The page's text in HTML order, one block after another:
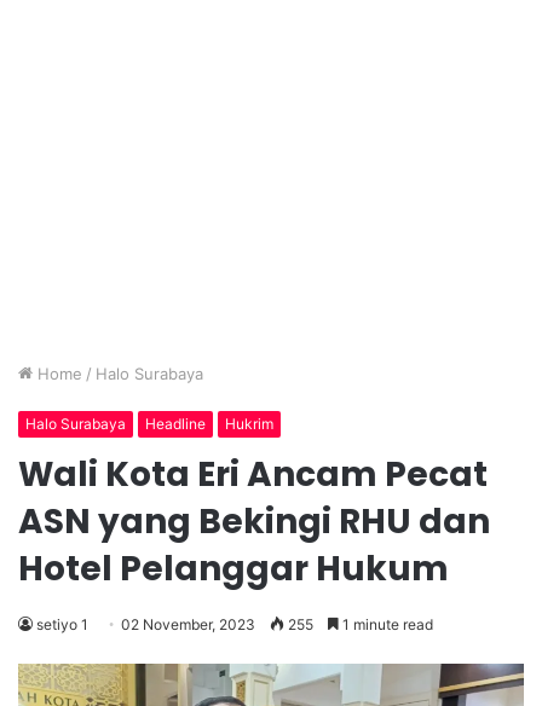
Home / Halo Surabaya
Halo Surabaya Headline Hukrim
Wali Kota Eri Ancam Pecat
ASN yang Bekingi RHU dan
Hotel Pelanggar Hukum
setiyo 1 02 November, 2023 255 1 minute read